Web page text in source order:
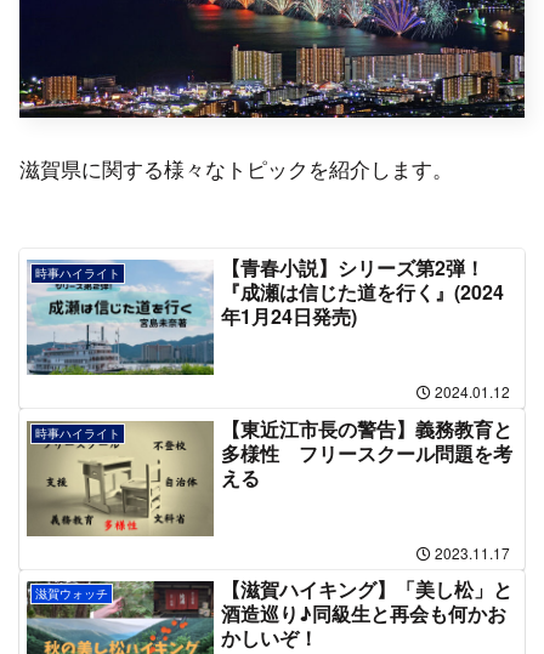
滋賀県に関する様々なトピックを紹介します。
時事ハイライト
【青春小説】シリーズ第2弾！
『成瀬は信じた道を行く』(2024
年1月24日発売)
2024.01.12
時事ハイライト
【東近江市長の警告】義務教育と
多様性 フリースクール問題を考
える
2023.11.17
滋賀ウォッチ
【滋賀ハイキング】「美し松」と
酒造巡り♪同級生と再会も何かお
かしいぞ！